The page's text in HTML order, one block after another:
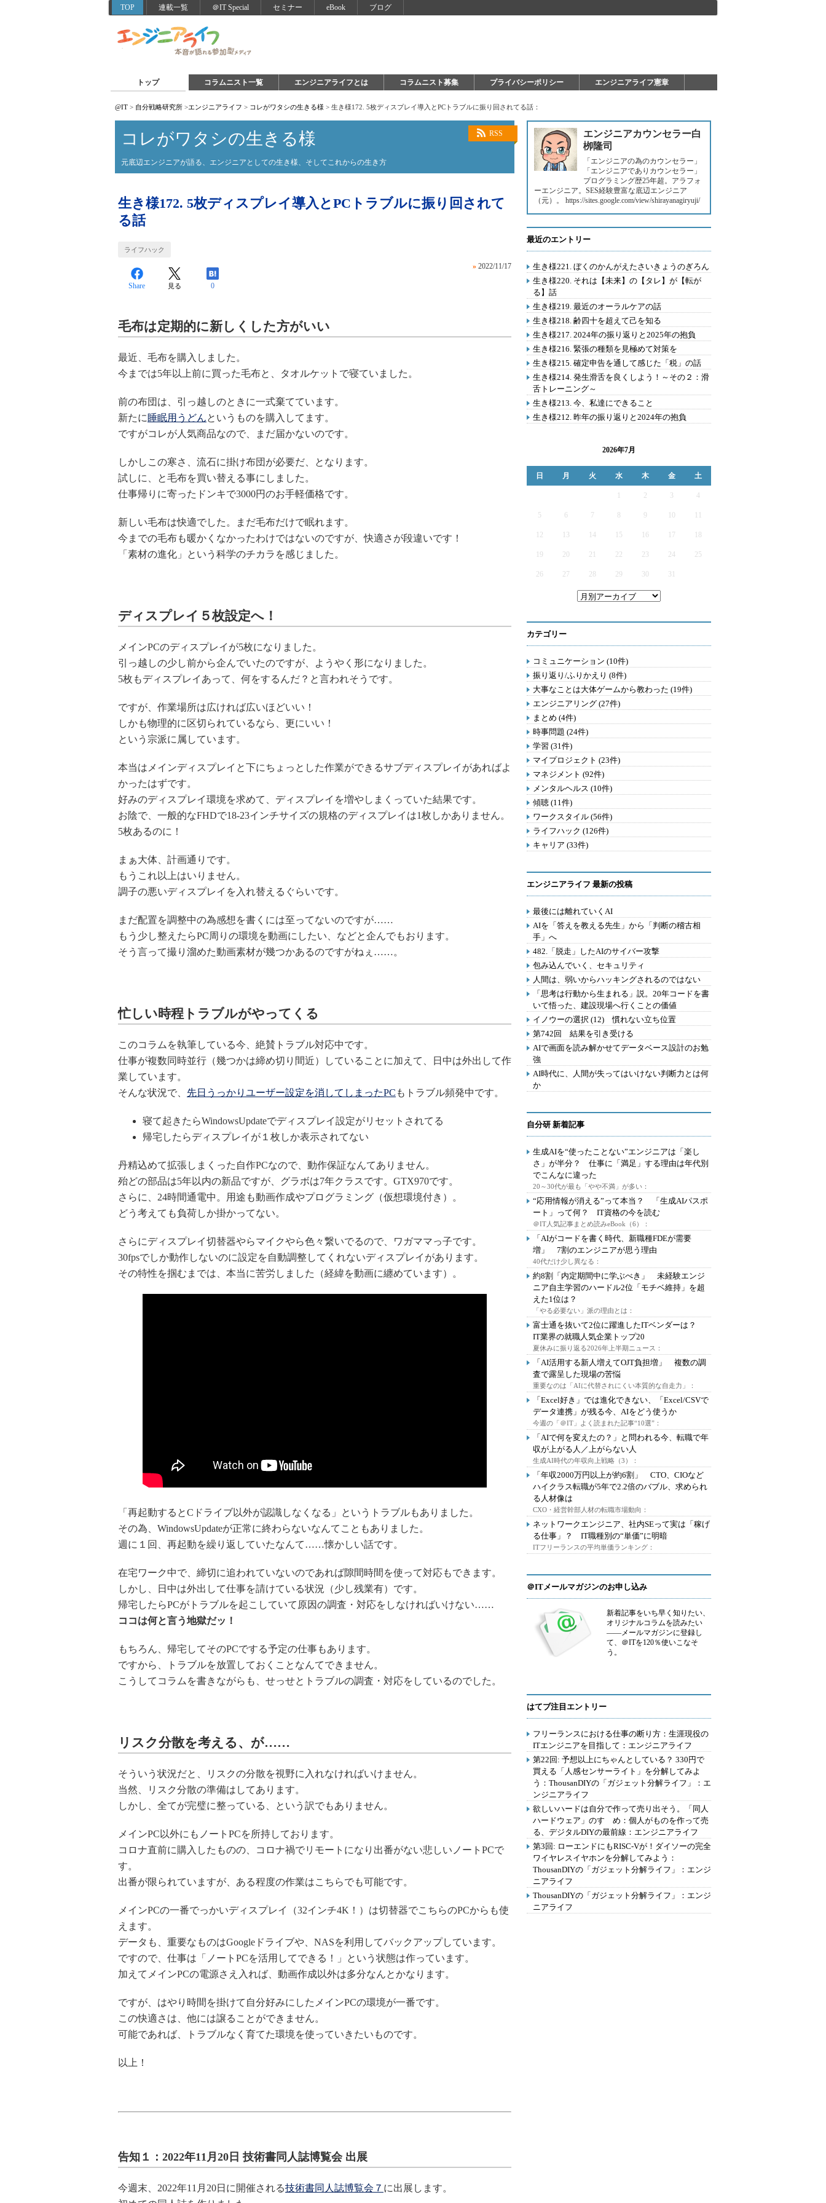
TOP 連載一覧 ＠IT Special セミナー eBook ブログ
トップ コラムニスト一覧 エンジニアライフとは コラムニスト募集 プライバシーポリシー エンジニアライフ憲章
@IT > 自分戦略研究所 >エンジニアライフ > コレがワタシの生きる様 > 生き様172. 5枚ディスプレイ導入とPCトラブルに振り回されてる話：
RSS
コレがワタシの生きる様
元底辺エンジニアが語る、エンジニアとしての生き様、そしてこれからの生き方
生き様172. 5枚ディスプレイ導入とPCトラブルに振り回されて
る話
ライフハック
» 2022/11/17
Share 見る 0
毛布は定期的に新しくした方がいい
最近、毛布を購入しました。
今までは5年以上前に買った毛布と、タオルケットで寝ていました。
前の布団は、引っ越しのときに一式棄てています。
新たに睡眠用うどんというものを購入してます。
ですがコレが人気商品なので、まだ届かないのです。
しかしこの寒さ、流石に掛け布団が必要だ、となります。
試しに、と毛布を買い替える事にしました。
仕事帰りに寄ったドンキで3000円のお手軽価格です。
新しい毛布は快適でした。まだ毛布だけで眠れます。
今までの毛布も暖かくなかったわけではないのですが、快適さが段違いです！
「素材の進化」という科学のチカラを感じました。
ディスプレイ５枚設定へ！
メインPCのディスプレイが5枚になりました。
引っ越しの少し前から企んでいたのですが、ようやく形になりました。
5枚もディスプレイあって、何をするんだ？と言われそうです。
ですが、作業場所は広ければ広いほどいい！
しかも物理的に区切られているなら、更にいい！
という宗派に属しています。
本当はメインディスプレイと下にちょっとした作業ができるサブディスプレイがあればよ
かったはずです。
好みのディスプレイ環境を求めて、ディスプレイを増やしまくっていた結果です。
お陰で、一般的なFHDで18-23インチサイズの規格のディスプレイは1枚しかありません。
5枚あるのに！
まぁ大体、計画通りです。
もうこれ以上はいりません。
調子の悪いディスプレイを入れ替えるぐらいです。
まだ配置を調整中の為感想を書くには至ってないのですが……
もう少し整えたらPC周りの環境を動画にしたい、などと企んでもおります。
そう言って撮り溜めた動画素材が幾つかあるのですがねぇ……。
忙しい時程トラブルがやってくる
このコラムを執筆している今、絶賛トラブル対応中です。
仕事が複数同時並行（幾つかは締め切り間近）していることに加えて、日中は外出して作
業しています。
そんな状況で、 先日うっかりユーザー設定を消してしまったPC もトラブル頻発中です。
寝て起きたらWindowsUpdateでディスプレイ設定がリセットされてる
帰宅したらディスプレイが１枚しか表示されてない
丹精込めて拡張しまくった自作PCなので、動作保証なんてありません。
殆どの部品は5年以内の新品ですが、グラボは7年クラスです。GTX970です。
さらに、24時間通電中。用途も動画作成やプログラミング（仮想環境付き）。
どう考えても負荷しか掛かってない。
さらにディスプレイ切替器やらマイクやら色々繋いでるので、ワガママっ子です。
30fpsでしか動作しないのに設定を自動調整してくれないディスプレイがあります。
その特性を掴むまでは、本当に苦労しました（経緯を動画に纏めています）。
「再起動するとCドライブ以外が認識しなくなる」というトラブルもありました。
その為、WindowsUpdateが正常に終わらないなんてこともありました。
週に１回、再起動を繰り返していたなんて……懐かしい話です。
在宅ワーク中で、締切に追われていないのであれば隙間時間を使って対応もできます。
しかし、日中は外出して仕事を請けている状況（少し残業有）です。
帰宅したらPCがトラブルを起こしていて原因の調査・対応をしなければいけない……
ココは何と言う地獄だッ！
もちろん、帰宅してそのPCでする予定の仕事もあります。
ですから、トラブルを放置しておくことなんてできません。
こうしてコラムを書きながらも、せっせとトラブルの調査・対応をしているのでした。
リスク分散を考える、が……
そういう状況だと、リスクの分散を視野に入れなければいけません。
当然、リスク分散の準備はしてあります。
しかし、全てが完璧に整っている、という訳でもありません。
メインPC以外にもノートPCを所持しております。
コロナ直前に購入したものの、コロナ禍でリモートになり出番がない悲しいノートPCで
す。
出番が限られていますが、ある程度の作業はこちらでも可能です。
メインPCの一番でっかいディスプレイ（32インチ4K！）は切替器でこちらのPCからも使
えます。
データも、重要なものはGoogleドライブや、NASを利用してバックアップしています。
ですので、仕事は「ノートPCを活用してできる！」という状態は作っています。
加えてメインPCの電源さえ入れば、動画作成以外は多分なんとかなります。
ですが、はやり時間を掛けて自分好みにしたメインPCの環境が一番です。
この快適さは、他には譲ることができません。
可能であれば、トラブルなく育てた環境を使っていきたいものです。
以上！
告知１：2022年11月20日 技術書同人誌博覧会 出展
今週末、2022年11月20日に開催される技術書同人誌博覧会７ に出展します。
エンジニアカウンセラー白
栁隆司
「エンジニアの為のカウンセラー」
「エンジニアでありカウンセラー」
プログラミング歴25年超。アラフォ
ーエンジニア。SES経験豊富な底辺エンジニア
（元）。 https://sites.google.com/view/shirayanagiryuji/
最近のエントリー
生き様221. ぼくのかんがえたさいきょうのぎろん
生き様220. それは【未来】の【タレ】が【転が
る】話
生き様219. 最近のオーラルケアの話
生き様218. 齢四十を超えて己を知る
生き様217. 2024年の振り返りと2025年の抱負
生き様216. 緊張の種類を見極めて対策を
生き様215. 確定申告を通して感じた「税」の話
生き様214. 発生滑舌を良くしよう！～その２：滑
舌トレーニング～
生き様213. 今、私達にできること
生き様212. 昨年の振り返りと2024年の抱負
2026年7月
日 月 火 水 木 金 土
2 3 4
5 6 7 9
12 13 14 15 16 17
19 20 21 22 23 24 25
26 27 28 29 30 31
カテゴリー
コミュニケーション (10件)
振り返り/ふりかえり (8件)
大事なことは大体ゲームから教わった (19件)
エンジニアリング (27件)
まとめ (4件)
時事問題 (24件)
学習 (31件)
マイプロジェクト (23件)
マネジメント (92件)
メンタルヘルス (10件)
傾聴 (11件)
ワークスタイル (56件)
ライフハック (126件)
キャリア (33件)
エンジニアライフ 最新の投稿
最後には離れていくAI
AIを「答えを教える先生」から「判断の稽古相
手」へ
482.「脱走」したAIのサイバー攻撃
包み込んでいく、セキュリティ
人間は、弱いからハッキングされるのではない
「思考は行動から生まれる」説。20年コードを書
いて悟った、建設現場へ行くことの価値
イノウーの選択 (12) 慣れない立ち位置
第742回 結果を引き受ける
AIで画面を読み解かせてデータベース設計のお勉
強
AI時代に、人間が失ってはいけない判断力とは何
か
自分研 新着記事
生成AIを“使ったことない”エンジニアは「楽し
さ」が半分？ 仕事に「満足」する理由は年代別
でこんなに違った
20～30代が最も「やや不満」が多い：
“応用情報が消える”って本当？ 「生成AIパスポ
ート」って何？ IT資格の今を読む
＠IT人気記事まとめ読みeBook（6）：
「AIがコードを書く時代、新職種FDEが需要
増」 7割のエンジニアが思う理由
40代だけ少し異なる：
約8割「内定期間中に学ぶべき」 未経験エンジ
ニア自主学習のハードル2位「モチベ維持」を超
えた1位は？
「やる必要ない」派の理由とは：
富士通を抜いて2位に躍進したITベンダーは？
IT業界の就職人気企業トップ20
夏休みに振り返る2026年上半期ニュース：
「AI活用する新人増えてOJT負担増」 複数の調
査で露呈した現場の苦悩
重要なのは「AIに代替されにくい本質的な自走力」：
「Excel好き」では進化できない、「Excel/CSVで
データ連携」が残る今、AIをどう使うか
今週の「＠IT」よく読まれた記事“10選”：
「AIで何を変えたの？」と問われる今、転職で年
収が上がる人／上がらない人
生成AI時代の年収向上戦略（3）：
「年収2000万円以上が約6割」 CTO、CIOなど
ハイクラス転職が5年で2.2倍のバブル、求められ
る人材像は
CXO・経営幹部人材の転職市場動向：
ネットワークエンジニア、社内SEって実は「稼げ
る仕事」？ IT職種別の“単価”に明暗
ITフリーランスの平均単価ランキング：
＠ITメールマガジンのお申し込み
新着記事をいち早く知りたい、
オリジナルコラムを読みたい
――メールマガジンに登録し
て、＠ITを120％使いこなそ
う。
はてブ注目エントリー
フリーランスにおける仕事の断り方：生涯現役の
ITエンジニアを目指して：エンジニアライフ
第22回: 予想以上にちゃんとしている？ 330円で
買える「人感センサーライト」を分解してみよ
う：ThousanDIYの「ガジェット分解ライフ」：エ
ンジニアライフ
欲しいハードは自分で作って売り出そう。「同人
ハードウェア」のすゝめ：個人がものを作って売
る、デジタルDIYの最前線：エンジニアライフ
第3回: ローエンドにもRISC-Vが！ダイソーの完全
ワイヤレスイヤホンを分解してみよう：
ThousanDIYの「ガジェット分解ライフ」：エンジ
ニアライフ
ThousanDIYの「ガジェット分解ライフ」：エンジ
ニアライフ